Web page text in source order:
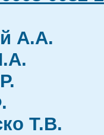
А.А.
Т.В.